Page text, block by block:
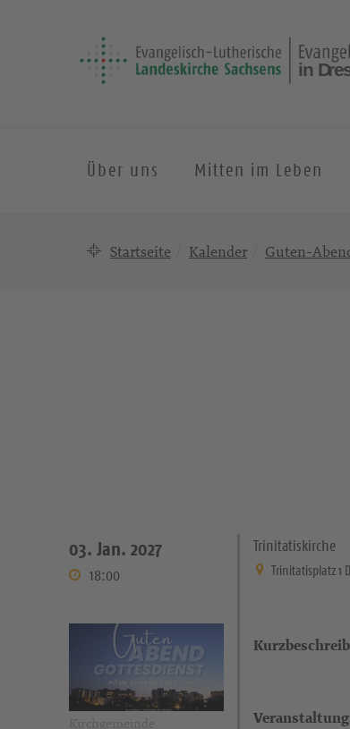
Über uns Mitten im Leben
Startseite Kalender Guten-
03. Jan. 2027
18:00
Trinitatiskirche
Trinitatisplatz 1